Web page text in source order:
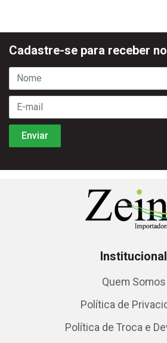
Cadastre-se para receber
Institucional
Quem Somos
Política de
Política de Troca e